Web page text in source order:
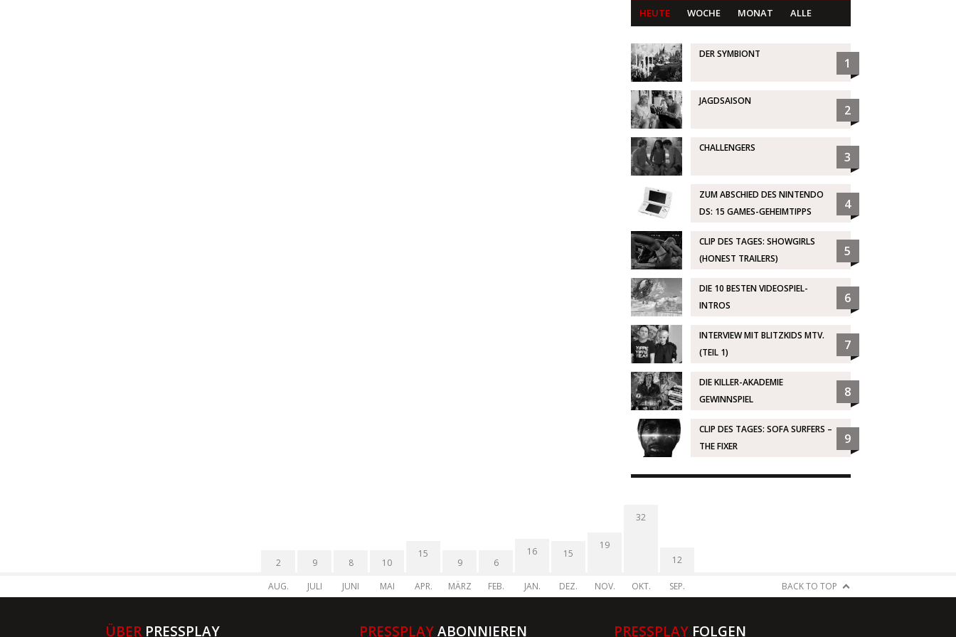
HEUTE WOCHE MONAT ALLE
DER SYMBIONT
1
JAGDSAISON
2
CHALLENGERS
3
ZUM ABSCHIED DES NINTENDO
DS: 15 GAMES-GEHEIMTIPPS
4
CLIP DES TAGES: SHOWGIRLS
(HONEST TRAILERS)
5
DIE 10 BESTEN VIDEOSPIEL-
INTROS
6
INTERVIEW MIT BLITZKIDS MTV.
(TEIL 1)
7
DIE KILLER-AKADEMIE
GEWINNSPIEL
8
CLIP DES TAGES: SOFA SURFERS –
THE FIXER
9
2
AUG.
9
JULI
8
JUNI
10
MAI
15
APR.
9
MÄRZ
6
FEB.
16
JAN.
15
DEZ.
19
NOV.
32
OKT.
12
SEP. BACK TO TOP
ÜBER PRESSPLAY PRESSPLAYABONNIEREN PRESSPLAYFOLGEN